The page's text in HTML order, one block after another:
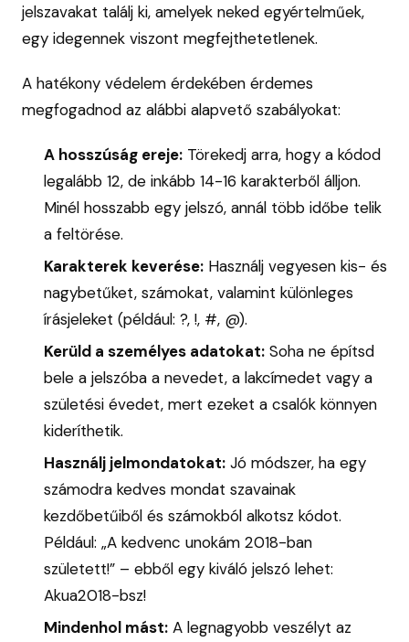
jelszavakat találj ki, amelyek neked egyértelműek,
egy idegennek viszont megfejthetetlenek.
A hatékony védelem érdekében érdemes
megfogadnod az alábbi alapvető szabályokat:
A hosszúság ereje: Törekedj arra, hogy a kódod
legalább 12, de inkább 14-16 karakterből álljon.
Minél hosszabb egy jelszó, annál több időbe telik
a feltörése.
Karakterek keverése: Használj vegyesen kis- és
nagybetűket, számokat, valamint különleges
írásjeleket (például: ?, !, #, @).
Kerüld a személyes adatokat: Soha ne építsd
bele a jelszóba a nevedet, a lakcímedet vagy a
születési évedet, mert ezeket a csalók könnyen
kideríthetik.
Használj jelmondatokat: Jó módszer, ha egy
számodra kedves mondat szavainak
kezdőbetűiből és számokból alkotsz kódot.
Például: „A kedvenc unokám 2018-ban
született!” – ebből egy kiváló jelszó lehet:
Akua2018-bsz!
Mindenhol mást: A legnagyobb veszélyt az